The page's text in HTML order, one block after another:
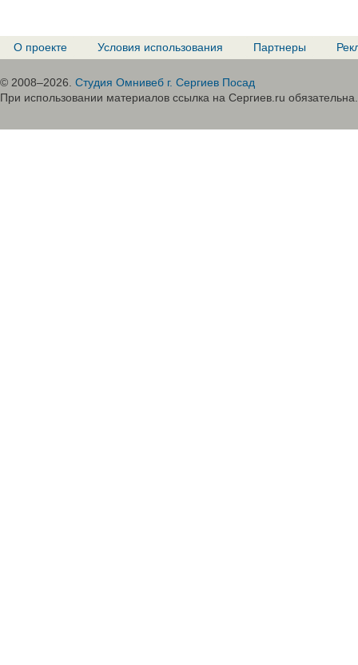
О проекте Условия использования Партнеры
© 2008–2026. Студия Омнивеб г. Сергиев Посад
При использовании материалов ссылка на Сергиев.ru обязательна.